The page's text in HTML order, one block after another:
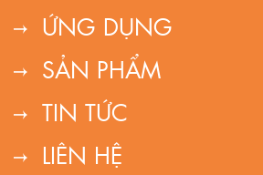
ỨNG DỤNG
SẢN PHẨM
TIN TỨC
LIÊN HỆ